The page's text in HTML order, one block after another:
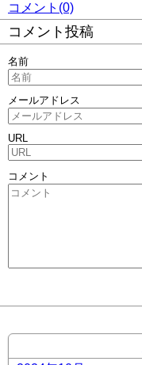
コメント(0)
コメント投稿
名前
メールアドレス
URL
コメント